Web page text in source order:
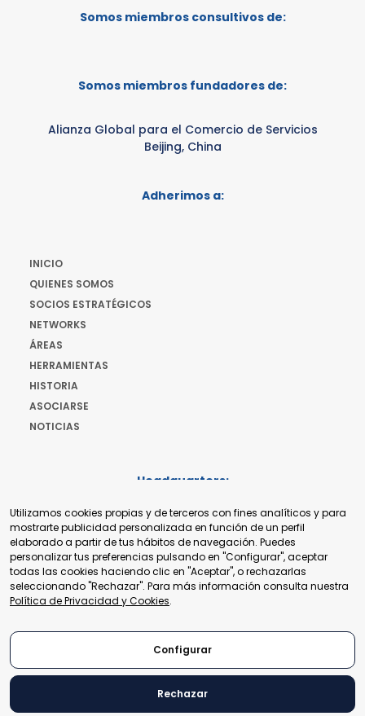
Somos miembros consultivos de:
Somos miembros fundadores de:
Alianza Global para el Comercio de Servicios
Beijing, China
Adherimos a:
INICIO
QUIENES SOMOS
SOCIOS ESTRATÉGICOS
NETWORKS
ÁREAS
HERRAMIENTAS
HISTORIA
ASOCIARSE
NOTICIAS
Headquarters:
+41 22 321 93 88
secretariat@tradepoint.org
Secretariado:
Building 16-17, Area 3, Fangxingyuan. Fengtai District 100078
Beijing, P.R. China
+86-010-87153582
Utilizamos cookies propias y de terceros con fines analíticos y para
mostrarte publicidad personalizada en función de un perfil
elaborado a partir de tus hábitos de navegación. Puedes
personalizar tus preferencias pulsando en "Configurar", aceptar
todas las cookies haciendo clic en "Aceptar", o rechazarlas
seleccionando "Rechazar". Para más información consulta nuestra
Política de Privacidad y Cookies.
Configurar
Rechazar